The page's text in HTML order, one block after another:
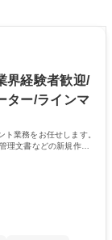
界経験者歓迎/
ター/ラインマ
業務をお任せします。
理文書などの新規作